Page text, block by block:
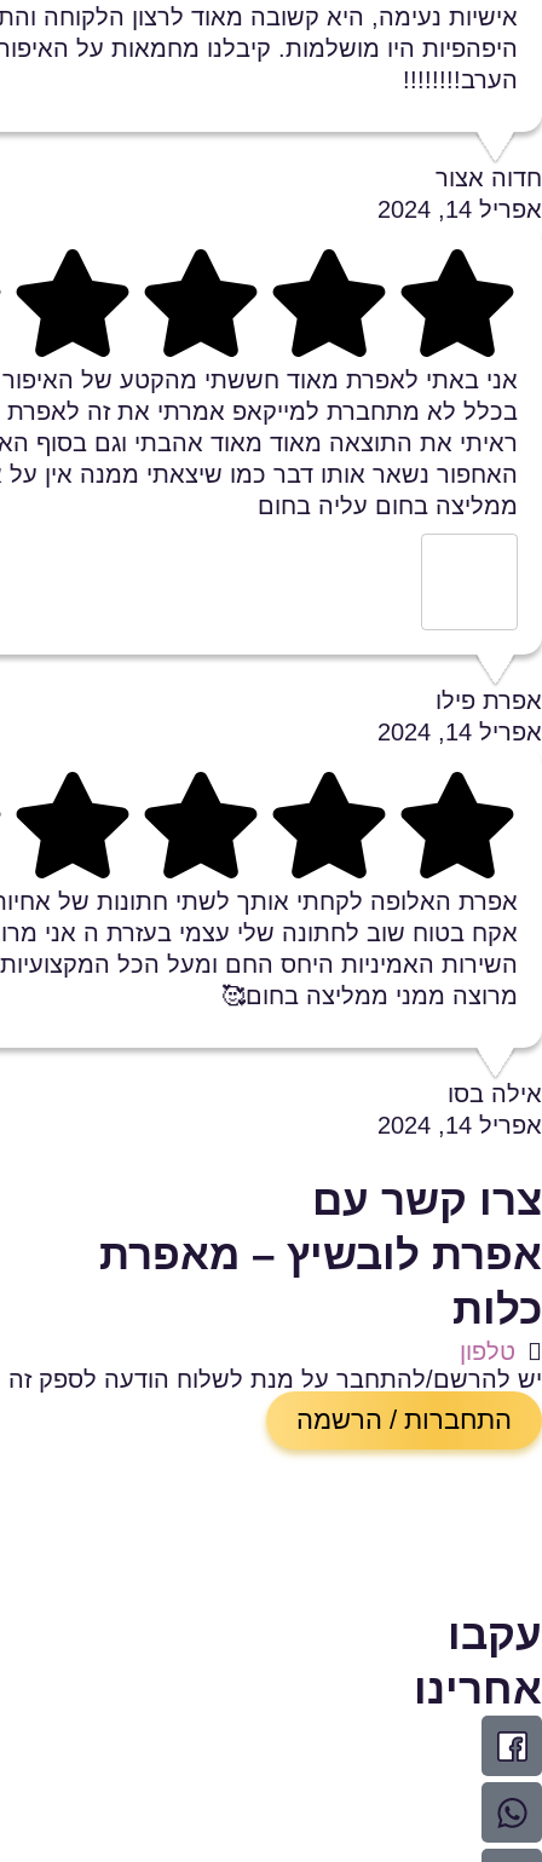
אישיות נעימה, היא קשובה מאוד לרצון הלקוחה
היפהפיות היו מושלמות. קיבלנו מחמאות על
הערב!!!!!!!!
חדוה אצור
אפריל 14, 2024
Rating 5 out of 5
אני באתי לאפרת מאוד חששתי מהקטע של האיפור
בכלל לא מתחברת למייקאפ אמרתי את זה לאפרת
ראיתי את התוצאה מאוד מאוד אהבתי וגם בסוף
האחפור נשאר אותו דבר כמו שיצאתי ממנה אין
ממליצה בחום עליה בחום
אפרת פילו
אפריל 14, 2024
Rating 5 out of 5
אפרת האלופה לקחתי אותך לשתי חתונות של
אקח בטוח שוב לחתונה שלי עצמי בעזרת ה אני
השירות האמיניות היחס החם ומעל הכל המקצועיות
מרוצה ממני ממליצה בחום🥰
אילה בסו
אפריל 14, 2024
צרו קשר עם
אפרת לובשיץ – מאפרת
כלות
טלפון
יש להרשם/להתחבר על מנת לשלוח הודעה לספק זה
התחברות / הרשמה
עקבו
אחרינו